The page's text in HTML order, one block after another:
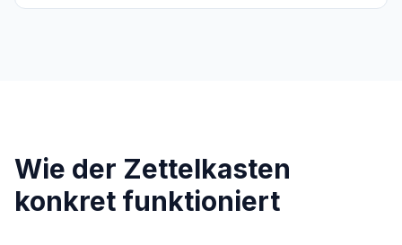
Wie der Zettelkasten
konkret funktioniert